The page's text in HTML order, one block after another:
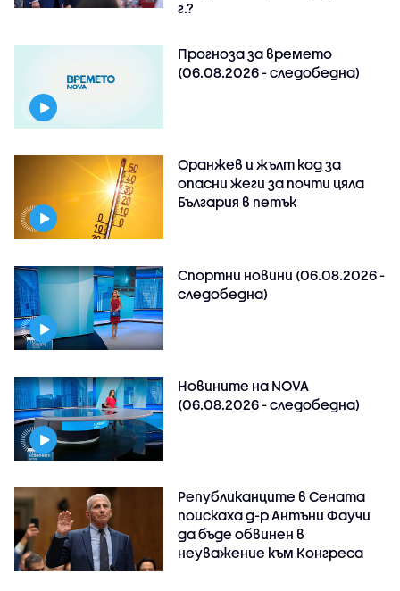
г.?
Прогноза за времето
(06.08.2026 - следобедна)
Оранжев и жълт код за
опасни жеги за почти цяла
България в петък
Спортни новини (06.08.2026 -
следобедна)
Новините на NOVA
(06.08.2026 - следобедна)
Републиканците в Сената
поискаха д-р Антъни Фаучи
да бъде обвинен в
неуважение към Конгреса